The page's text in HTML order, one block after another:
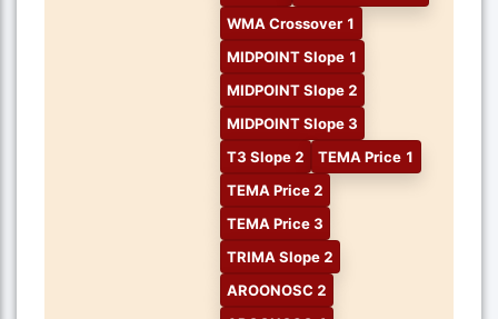
WMA Crossover 1
MIDPOINT Slope 1
MIDPOINT Slope 2
MIDPOINT Slope 3
T3 Slope 2
TEMA Price 1
TEMA Price 2
TEMA Price 3
TRIMA Slope 2
AROONOSC 2